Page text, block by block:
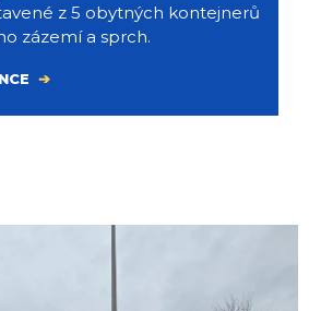
z 5 obytných kontejnerů
zázemí a sprch.